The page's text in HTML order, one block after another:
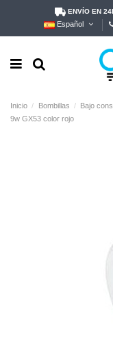
ENVÍO EN
Español
Inicio Bombillas Bajo
9w GX53 color rojo